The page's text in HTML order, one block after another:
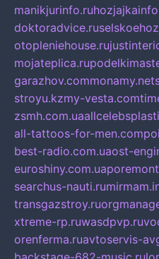
manikjurinfo.ru
doktoradvice.ru
otopleniehouse.ru
mojateplica.ru
garazhov.commonamy.net
stroyu.kzmy-vesta.com
zsmh.com.ua
all-tattoos-for-men.com
best-radio.com.uaost-
euroshiny.com.ua
searchus-nauti.ru
transgazstroy.ru
xtreme-rp.ruwasdpvp.ru
orenferma.ruavtoservis-